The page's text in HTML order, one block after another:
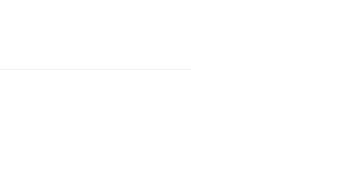
avec l’ELV ?